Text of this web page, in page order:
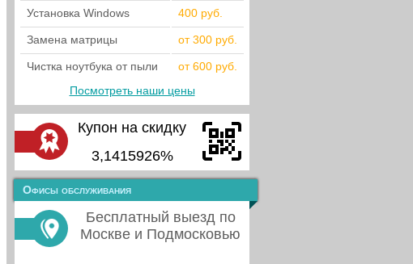
Установка Windows 400 руб.
Замена матрицы от 300 руб.
Чистка ноутбука от пыли
от 600 руб.
Посмотреть наши цены
Купон на скидку
3,1415926%
Офисы обслуживания
Бесплатный выезд по
Москве и Подмосковью